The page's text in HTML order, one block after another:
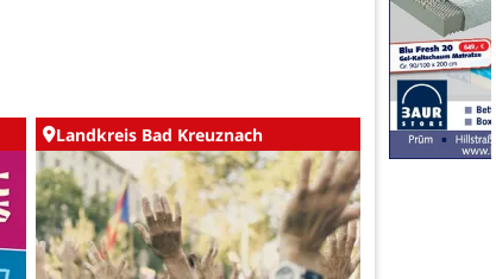
Landkreis Bad Kreuznach